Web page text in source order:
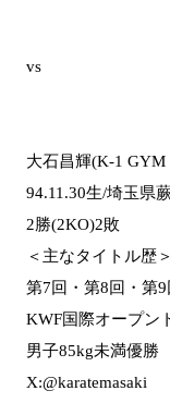
vs
大石昌輝(K-1 GYM
94.11.30生/埼玉県
2勝(2KO)2敗
＜主なタイトル歴＞
第7回・第8回・第
KWF国際オープン
男子85kg未満優勝
X:@karatemasaki